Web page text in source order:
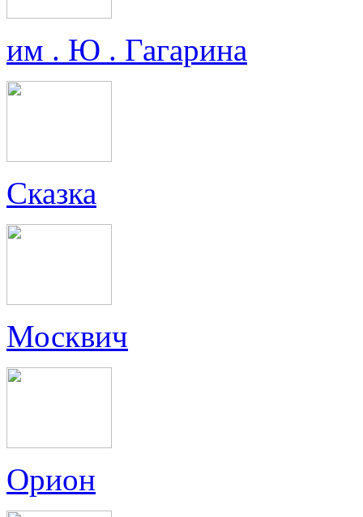
им . Ю . Гагарина
Сказка
Москвич
Орион